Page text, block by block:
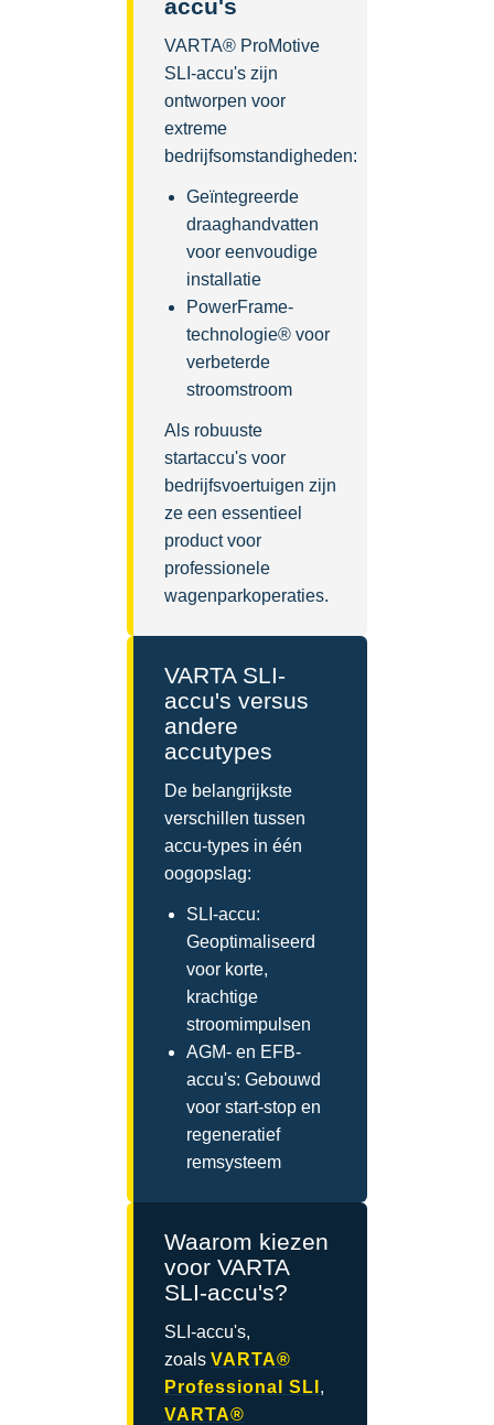
accu's
VARTA® ProMotive
SLI-accu's zijn
ontworpen voor
extreme
bedrijfsomstandigheden:
Geïntegreerde
draaghandvatten
voor eenvoudige
installatie
PowerFrame-
technologie® voor
verbeterde
stroomstroom
Als robuuste
startaccu's voor
bedrijfsvoertuigen zijn
ze een essentieel
product voor
professionele
wagenparkoperaties.
VARTA SLI-
accu's versus
andere
accutypes
De belangrijkste
verschillen tussen
accu-types in één
oogopslag:
SLI-accu:
Geoptimaliseerd
voor korte,
krachtige
stroomimpulsen
AGM- en EFB-
accu's: Gebouwd
voor start-stop en
regeneratief
remsysteem
Waarom kiezen
voor VARTA
SLI-accu's?
SLI-accu's,
zoals VARTA®
Professional SLI ,
VARTA®